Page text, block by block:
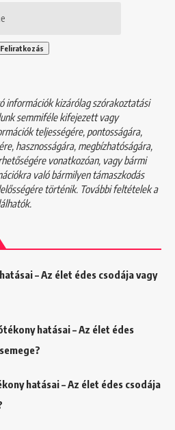
információk kizárólag szórakoztatási
semmiféle kifejezett vagy
teljességére, pontosságára,
hasznosságára, megbízhatóságára,
vonatkozóan, vagy bármi
való bármilyen támaszkodás
történik. További feltételek a
– Az élet édes csodája vagy
hatásai – Az élet édes
hatásai – Az élet édes csodája